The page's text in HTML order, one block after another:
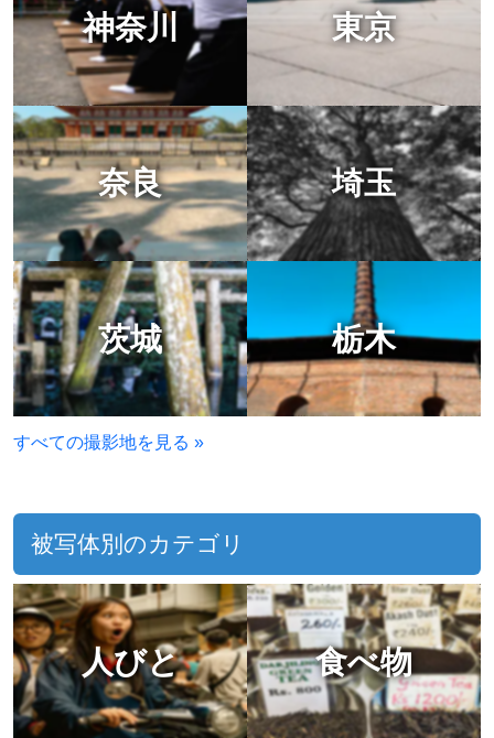
神奈川 東京
奈良 埼玉
茨城 栃木
すべての撮影地を見る »
被写体別のカテゴリ
人びと 食べ物